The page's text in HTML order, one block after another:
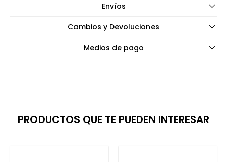
Envíos
Cambios y Devoluciones
Medios de pago
PRODUCTOS QUE TE PUEDEN INTERESAR